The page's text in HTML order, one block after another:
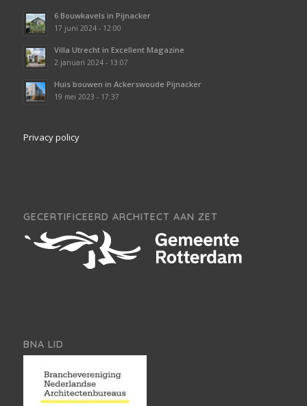
6 Bouwkavels in Pijnacker
17 juni 2024 - 12:00
Villa Utrecht in Excellent Magazine
2 januari 2024 - 13:07
Huis bouwen in Ackerswoude Pijnacker
19 mei 2023 - 17:37
Privacy policy
GECERTIFICEERD ARCHITECT AAN ZET
BNA LID